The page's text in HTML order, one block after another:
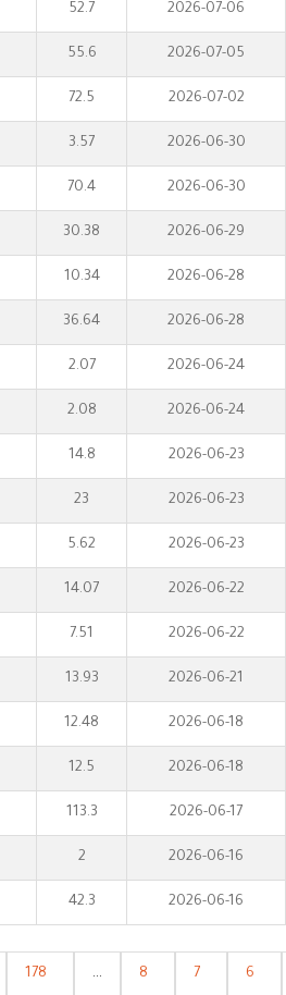
2026-07-06
52.7
2026-07-05
55.6
2026-07-02
72.5
2026-06-30
3.57
2026-06-30
70.4
2026-06-29
30.38
2026-06-28
10.34
2026-06-28
36.64
2026-06-24
2.07
2026-06-24
2.08
2026-06-23
14.8
2026-06-23
23
2026-06-23
5.62
2026-06-22
14.07
2026-06-22
7.51
2026-06-21
13.93
2026-06-18
12.48
2026-06-18
12.5
2026-06-17
113.3
2026-06-16
2
2026-06-16
42.3
6
7
8
...
178